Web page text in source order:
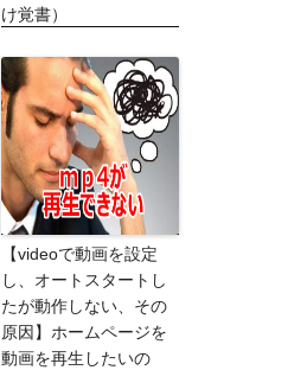
け覚書）
【videoで動画を設定
し、オートスタートし
たが動作しない、その
原因】ホームページを
動画を再生したいの